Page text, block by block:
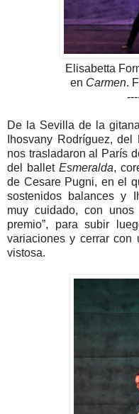
Elisabetta
en Carmen.
De la Sevilla de la gitana
Ihosvany Rodríguez,
nos trasladaron al París
del ballet Esmeralda,
de Cesare Pugni, en el
sostenidos balances y
muy cuidado, con unos
premio”, para subir
variaciones y cerrar con
vistosa.